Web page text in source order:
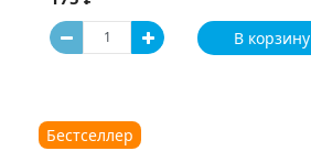
В корзину
Бестселлер